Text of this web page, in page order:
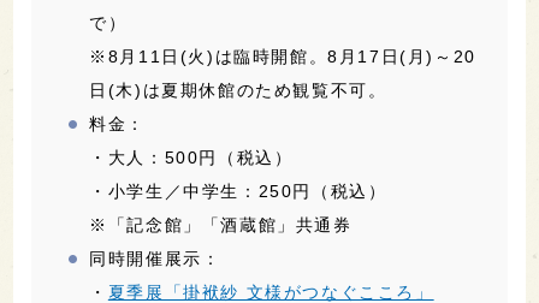
で）
※8月11日(火)は臨時開館。8月17日(月)～20
日(木)は夏期休館のため観覧不可。
料金：
・大人：500円（税込）
・小学生／中学生：250円（税込）
※「記念館」「酒蔵館」共通券
同時開催展示：
・ 夏季展「掛袱紗 文様がつなぐこころ」